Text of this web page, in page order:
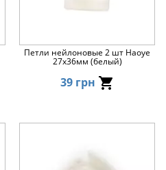
Петли нейлоновые 2 шт Haoye
27x36мм (белый)
39 грн